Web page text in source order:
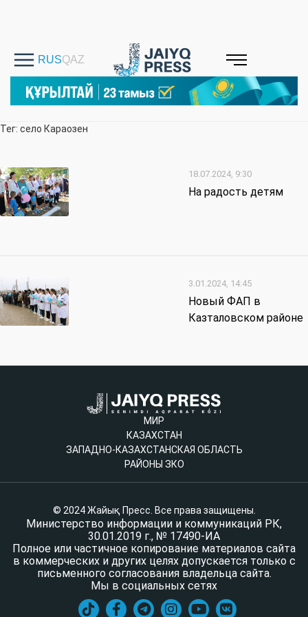
Тег: село Караозен
18.07.2024, 9:30
На радость детям
3.01.2024, 14:45
Новый ФАП в
Казталовском районе
МИР
КАЗАХСТАН
ЗАПАДНО-КАЗАХСТАНСКАЯ ОБЛАСТЬ
РАЙОНЫ ЗКО
© 2024 Жайық Пресс. Все права защищены.
Министерство информации и коммуникаций РК,
30.01.2019 г., № 17490-ИА
Полное или частичное копирование материалов сайта
в коммерческих и других целях допускается только с
письменного согласования владельца сайта.
Мы в социальных сетях